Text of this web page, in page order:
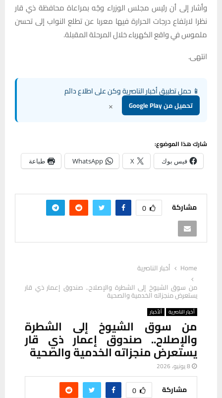
وأشار إلى أن رئيس مجلس الوزراء وجّه بمراعاة محافظة ذي قار
نظرا لارتفاع درجات الحرارة فيها معربا عن تطلع النواب إلى تحسن
ملموس في واقع الكهرباء خلال المرحلة المقبلة.
انتهى.
📱 حمل تطبيق أخبار الناصرية وكن على اطلاع دائم
تحميل من Google Play ×
شارك هذا الموضوع:
فيس بوك X
WhatsApp طباعة
مشاركة 0
Home
أخبار الناصرية
من سوق الشيوخ إلى الشطرة والإصلاح.. صندوق إعمار ذي قار
يستعرض منجزاته الخدمية والصحية
أخبار الناصرية ألأخبار
من سوق الشيوخ إلى الشطرة
والإصلاح.. صندوق إعمار ذي قار
يستعرض منجزاته الخدمية والصحية
8 يونيو، 2026
مشاركة 0